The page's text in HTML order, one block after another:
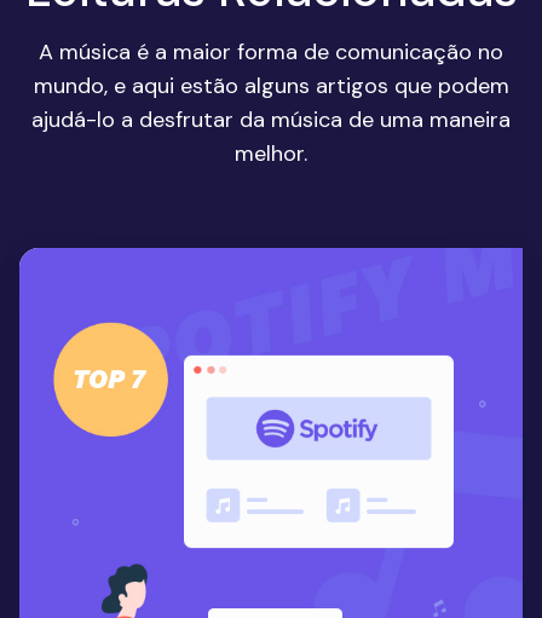
A música é a maior forma de comunicação no
mundo, e aqui estão alguns artigos que podem
ajudá-lo a desfrutar da música de uma maneira
melhor.